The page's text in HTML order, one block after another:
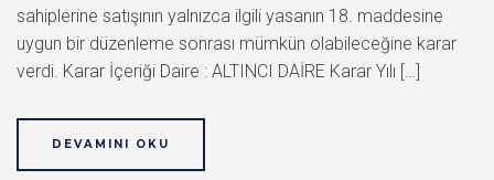
sahiplerine satışının yalnızca ilgili yasanın 18. maddesine
uygun bir düzenleme sonrası mümkün olabileceğine karar
verdi. Karar İçeriği Daire : ALTINCI DAİRE Karar Yılı […]
DEVAMINI OKU